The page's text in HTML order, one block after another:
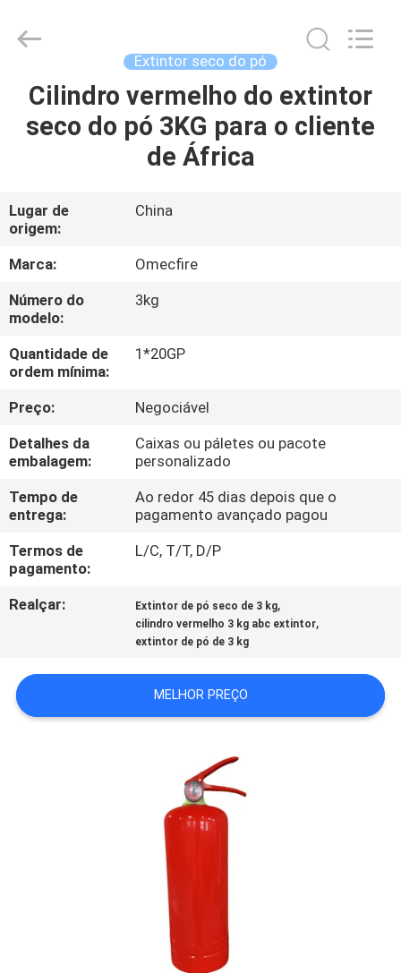
CASA
VÍDEOS
SOBRE
NÓS
EXCURSÃO
DA
FÁBRICA
CONTROLE
DA
QUALIDADE
NOS
NOTÍCIA
& Equipment
Reserved.
Extintor seco do pó
Cilindro vermelho do extintor
seco do pó 3KG para o cliente
de África
Lugar de
origem:
China
Marca:
Omecfire
Número do
modelo:
3kg
Quantidade de
ordem mínima:
1*20GP
Preço:
Negociável
Detalhes da
embalagem:
Caixas ou páletes ou pacote
personalizado
Tempo de
entrega:
Ao redor 45 dias depois que o
pagamento avançado pagou
Termos de
pagamento:
L/C, T/T, D/P
Realçar: Extintor de pó seco de 3 kg,
cilindro vermelho 3 kg abc extintor,
extintor de pó de 3 kg
MELHOR PREÇO